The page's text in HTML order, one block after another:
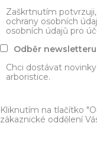
Zaškrtnutím
ochrany osobních
osobních údajů pro
Odběr newsletteru
Chci dostávat
arboristice.
Kliknutím na tlačítko
zákaznické oddělení